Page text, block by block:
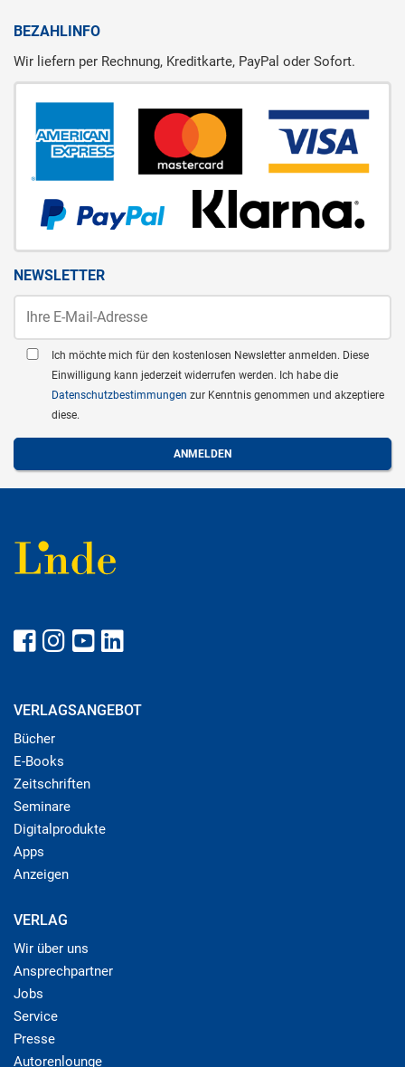
BEZAHLINFO
Wir liefern per Rechnung, Kreditkarte, PayPal oder Sofort.
NEWSLETTER
Ich möchte mich für den kostenlosen Newsletter anmelden. Diese
Einwilligung kann jederzeit widerrufen werden. Ich habe die
Datenschutzbestimmungen zur Kenntnis genommen und akzeptiere
diese.
VERLAGSANGEBOT
Bücher
E-Books
Zeitschriften
Seminare
Digitalprodukte
Apps
Anzeigen
VERLAG
Wir über uns
Ansprechpartner
Jobs
Service
Presse
Autorenlounge